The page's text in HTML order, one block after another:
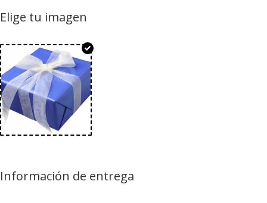
Elige tu imagen
Información de entrega